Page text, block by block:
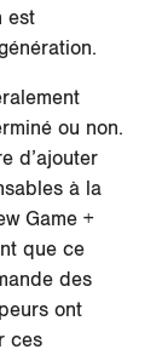
est
ou non.
d’ajouter
à la
Game +
que ce
des
ont
ces